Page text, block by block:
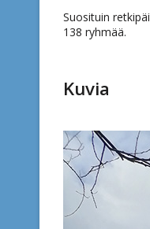
Suosituin
138 ryhmää.
Kuvia